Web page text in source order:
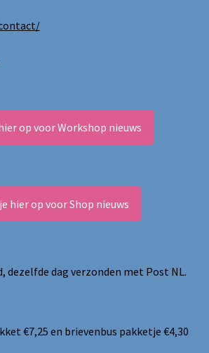
op voor Workshop nieuws
hier op voor Shop nieuws
dezelfde dag verzonden met Post NL.
€7,25 en brievenbus pakketje €4,30